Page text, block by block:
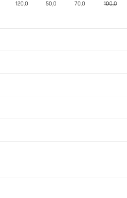
120,0 50,0 70,0 100,0